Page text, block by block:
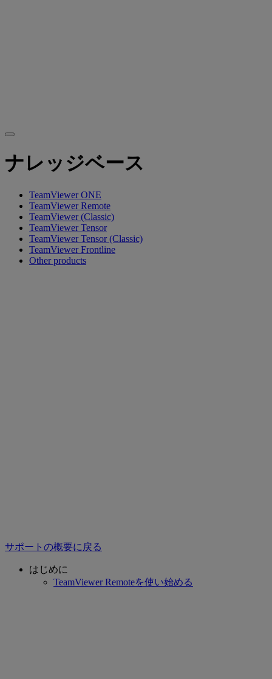
ナレッジベース
TeamViewer ONE
TeamViewer Remote
TeamViewer (Classic)
TeamViewer Tensor
TeamViewer Tensor (Classic)
TeamViewer Frontline
Other products
サポートの概要に戻る
はじめに
TeamViewer Remoteを使い始める